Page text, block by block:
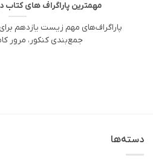
مهمترین پاراگراف های
پاراگراف‌های مهم زیست یازدهم
جمع‌بندی کنکور، مرور
دسته‌ها